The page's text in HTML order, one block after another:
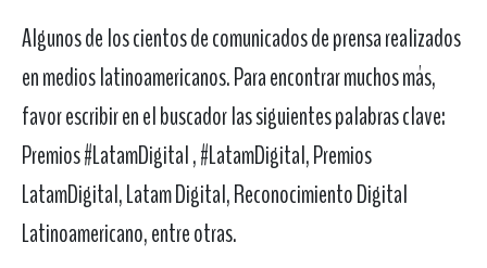
Algunos de los cientos de comunicados de prensa realizados
en medios latinoamericanos. Para encontrar muchos más,
favor escribir en el buscador las siguientes palabras clave:
Premios #LatamDigital , #LatamDigital, Premios
LatamDigital, Latam Digital, Reconocimiento Digital
Latinoamericano, entre otras.